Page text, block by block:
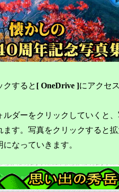
すると [ OneDrive ]にアクセ
ダーをクリックしていくと
ます。写真をクリックすると
なっていきます。